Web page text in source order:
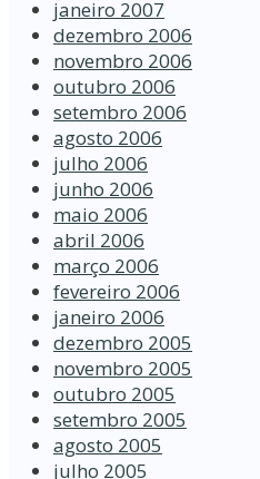
janeiro 2007
dezembro 2006
novembro 2006
outubro 2006
setembro 2006
agosto 2006
julho 2006
junho 2006
maio 2006
abril 2006
março 2006
fevereiro 2006
janeiro 2006
dezembro 2005
novembro 2005
outubro 2005
setembro 2005
agosto 2005
julho 2005